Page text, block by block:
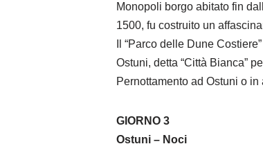
Monopoli borgo abitato fin
1500, fu costruito un
Il “Parco delle Dune
Ostuni, detta “Città Bianca”
Pernottamento ad Ostuni o
GIORNO 3
Ostuni – Noci